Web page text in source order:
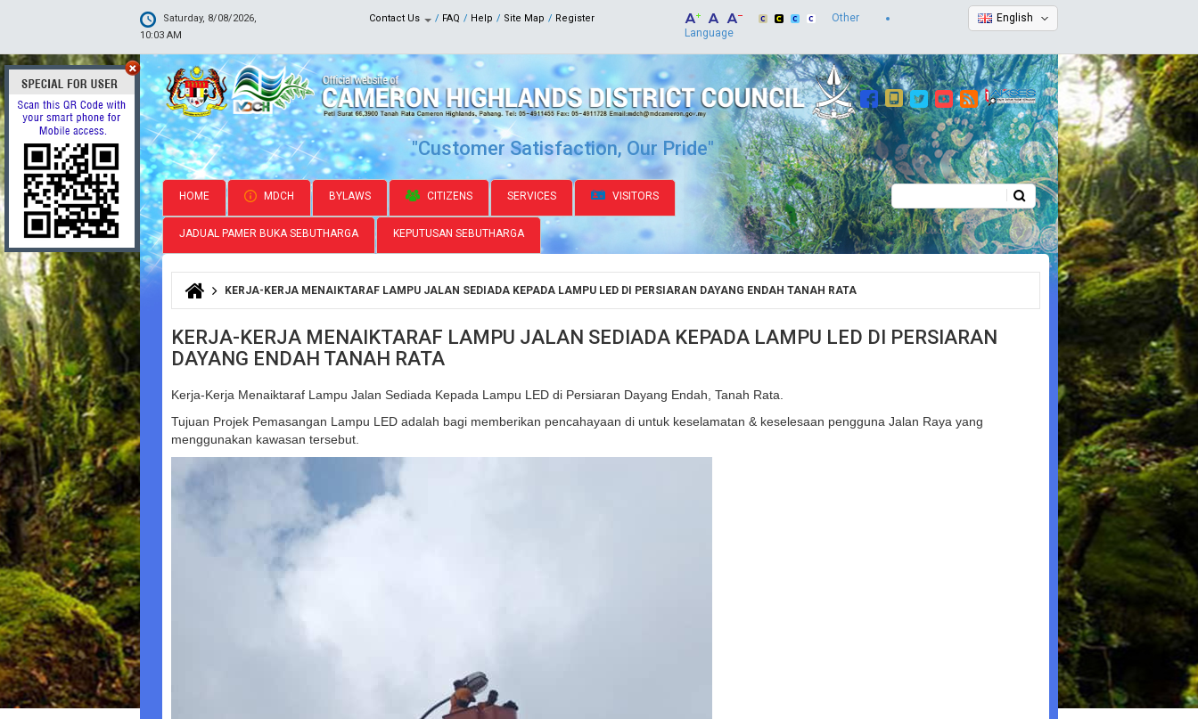
Saturday, 8/08/2026,
10:03 AM
Contact Us FAQ Help Site Map Register English
Other
Language
"Customer Satisfaction, Our Pride"
HOME MDCH BYLAWS CITIZENS SERVICES VISITORS
JADUAL PAMER BUKA SEBUTHARGA KEPUTUSAN SEBUTHARGA
Search form
You are here
KERJA-KERJA MENAIKTARAF LAMPU JALAN SEDIADA KEPADA LAMPU LED DI PERSIARAN DAYANG ENDAH TANAH RATA
KERJA-KERJA MENAIKTARAF LAMPU JALAN SEDIADA KEPADA LAMPU LED DI PERSIARAN
DAYANG ENDAH TANAH RATA
Kerja-Kerja Menaiktaraf Lampu Jalan Sediada Kepada Lampu LED di Persiaran Dayang Endah, Tanah Rata.
Tujuan Projek Pemasangan Lampu LED adalah bagi memberikan pencahayaan di untuk keselamatan & keselesaan pengguna Jalan Raya yang
menggunakan kawasan tersebut.